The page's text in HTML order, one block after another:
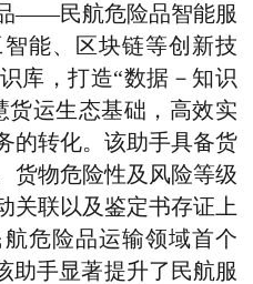
——民航危险品智能服
能、区块链等创新技
库，打造“数据－知识
货运生态基础，高效实
的转化。该助手具备货
货物危险性及风险等级
关联以及鉴定书存证上
危险品运输领域首个
助手显著提升了民航服